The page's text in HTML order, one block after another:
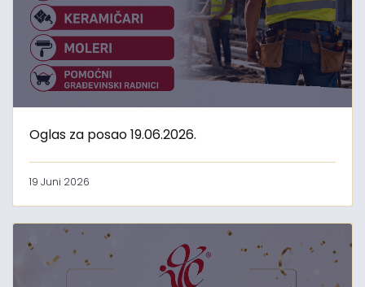
Oglas za posao 19.06.2026.
19 Juni 2026